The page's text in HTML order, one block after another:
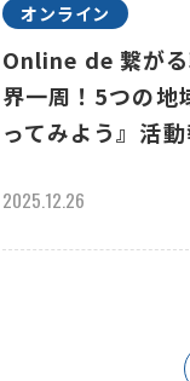
オンライン
Online de 繋が
界一周！5つの地
ってみよう』活
2025.12.26